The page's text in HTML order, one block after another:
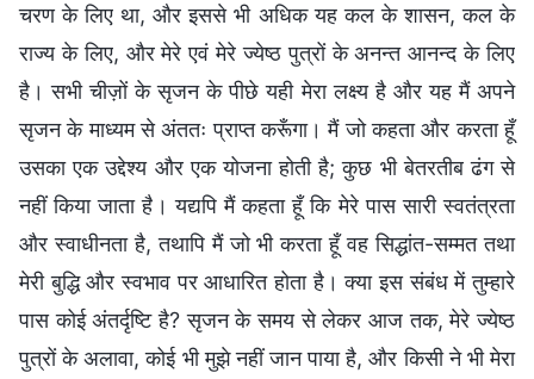
चरण के लिए था, और इससे भी अधिक यह कल के शासन, कल के
राज्य के लिए, और मेरे एवं मेरे ज्येष्ठ पुत्रों के अनन्त आनन्द के लिए
है। सभी चीज़ों के सृजन के पीछे यही मेरा लक्ष्य है और यह मैं अपने
सृजन के माध्यम से अंततः प्राप्त करूँगा। मैं जो कहता और करता हूँ
उसका एक उद्देश्य और एक योजना होती है; कुछ भी बेतरतीब ढंग से
नहीं किया जाता है। यद्यपि मैं कहता हूँ कि मेरे पास सारी स्वतंत्रता
और स्वाधीनता है, तथापि मैं जो भी करता हूँ वह सिद्धांत-सम्मत तथा
मेरी बुद्धि और स्वभाव पर आधारित होता है। क्या इस संबंध में तुम्हारे
पास कोई अंतर्दृष्टि है? सृजन के समय से लेकर आज तक, मेरे ज्येष्ठ
पुत्रों के अलावा, कोई भी मुझे नहीं जान पाया है, और किसी ने भी मेरा